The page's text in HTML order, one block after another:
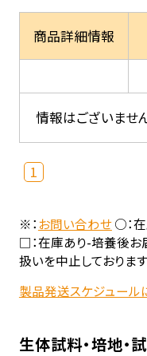
商品詳細情報
情報はございませ
1
※：お問い合わせ○：在
□：在庫あり-培養後お
扱いを中止しておりま
製品発送スケジュール
生体試料・培地・